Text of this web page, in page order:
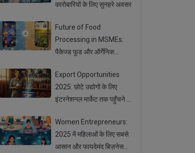
कारोबारियों के लिए सुनहरे अवसर
Future of Food
Processing in MSMEs:
पैकेज्ड फूड और ऑर्गेनिक
Export Opportunities
2025: छोटे उद्योगों के लिए
इंटरनेशनल मार्केट तक पहुँचने के
Women Entrepreneurs:
2025 में महिलाओं के लिए सबसे
आसान और फायदेमंद बिज़नेस